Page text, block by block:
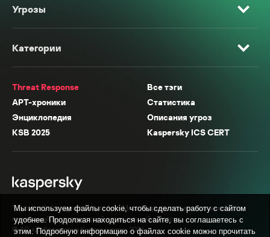
Угрозы
Категории
Threat Response
Все тэги
APT-хроники
Статистика
Энциклопедия
Описания угроз
KSB 2025
Kaspersky ICS CERT
* Facebook, Instagram, WhatsApp, Meta AI принадлежат компании Meta,
признанной экстремистской организацией в России.
© АО «Лаборатория Касперского», 2026.
Мы используем файлы cookie, чтобы сделать работу с сайтом
удобнее. Продолжая находиться на сайте, вы соглашаетесь с
этим. Подробную информацию о файлах cookie можно прочитать